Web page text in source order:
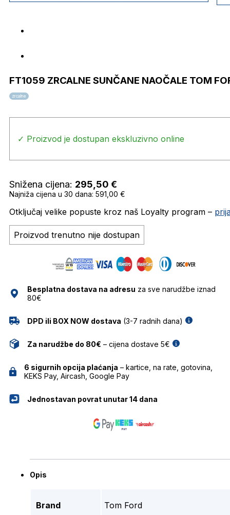
FT1059 ZRCALNE SUNČANE NAOČALE TOM
zrcalne
✓ Proizvod je dostupan ekskluzivno online
Snižena cijena: 295,50 €
Najniža cijena u 30 dana: 591,00 €
Otključaj velike popuste kroz naš Loyalty program –
Proizvod trenutno nije dostupan
Besplatna dostava na adresu za sve narudžbe iznad
80€
DPD ili BOX NOW dostava (3-7 radnih dana)
Za narudžbe do 80€ – cijena dostave 5€
6 sigurnih opcija plaćanja – kartice, na rate, gotovina,
KEKS Pay, Aircash, Google Pay
Jednostavan povrat unutar 14 dana
Opis
Brand Tom Ford